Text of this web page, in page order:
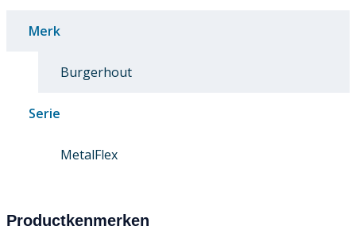
Merk
Burgerhout
Serie
MetalFlex
Productkenmerken